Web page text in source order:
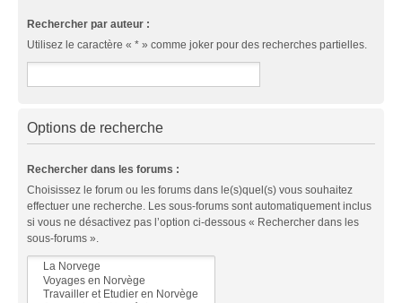
Rechercher par auteur :
Utilisez le caractère « * » comme joker pour des recherches partielles.
Options de recherche
Rechercher dans les forums :
Choisissez le forum ou les forums dans le(s)quel(s) vous souhaitez
effectuer une recherche. Les sous-forums sont automatiquement inclus
si vous ne désactivez pas l’option ci-dessous « Rechercher dans les
sous-forums ».